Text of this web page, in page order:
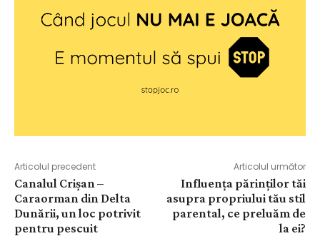
Articolul precedent
Canalul Crișan –
Caraorman din Delta
Dunării, un loc potrivit
pentru pescuit
Articolul următor
Influența părinților tăi
asupra propriului tău stil
parental, ce preluăm de
la ei?